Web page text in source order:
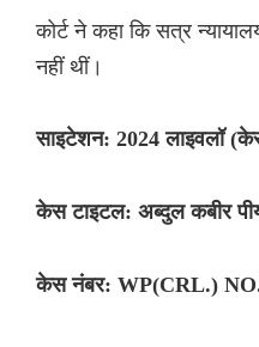
कोर्ट ने कहा कि सत्र
नहीं थीं।
साइटेशन: 2024 लाइवलॉ
केस टाइटल: अब्दुल कबीर
केस नंबर: WP(CRL.)